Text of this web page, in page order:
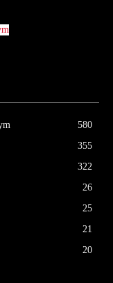
580
355
322
26
25
21
20